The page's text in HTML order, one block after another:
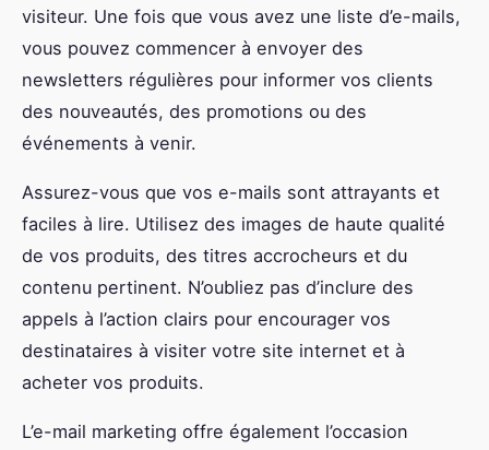
visiteur. Une fois que vous avez une liste d’e-mails,
vous pouvez commencer à envoyer des
newsletters régulières pour informer vos clients
des nouveautés, des promotions ou des
événements à venir.
Assurez-vous que vos e-mails sont attrayants et
faciles à lire. Utilisez des images de haute qualité
de vos produits, des titres accrocheurs et du
contenu pertinent. N’oubliez pas d’inclure des
appels à l’action clairs pour encourager vos
destinataires à visiter votre site internet et à
acheter vos produits.
L’e-mail marketing offre également l’occasion